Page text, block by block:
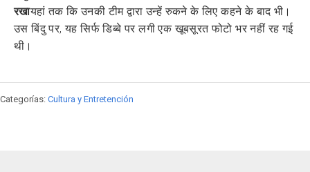
रखायहां तक कि उनकी टीम द्वारा उन्हें रुकने के लिए कहने के बाद भी।
उस बिंदु पर, यह सिर्फ डिब्बे पर लगी एक खूबसूरत फोटो भर नहीं रह गई
थी।
Categorías: Cultura y Entretención